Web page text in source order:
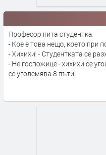
Професор пита студентка:
- Кое е това нещо, което при
- Хихихи! - Студентката се
- Не госпожице - хихихи се
се уголемява 8 пъти!